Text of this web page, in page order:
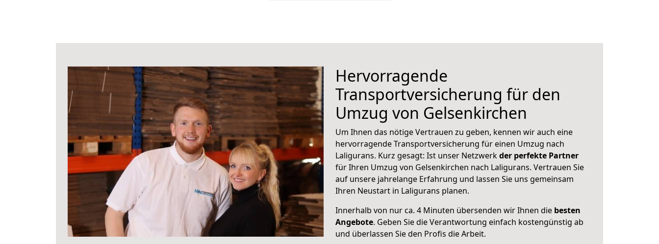
Hervorragende
Transportversicherung für den
Umzug von Gelsenkirchen
Um Ihnen das nötige Vertrauen zu geben, kennen wir auch eine
hervorragende Transportversicherung für einen Umzug nach
Laligurans. Kurz gesagt: Ist unser Netzwerkder perfekte Partner
für Ihren Umzug von Gelsenkirchen nach Laligurans. Vertrauen Sie
auf unsere jahrelange Erfahrung und lassen Sie uns gemeinsam
Ihren Neustart in Laligurans planen.
Innerhalb von nur ca. 4 Minuten übersenden wir Ihnen die besten
Angebote. Geben Sie die Verantwortung einfach kostengünstig ab
und überlassen Sie den Profis die Arbeit.